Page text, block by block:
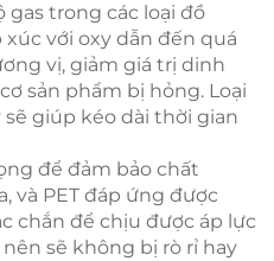
trong các loại đồ
với oxy dẫn đến quá
vị, giảm giá trị dinh
sản phẩm bị hỏng. Loại
giúp kéo dài thời gian
để đảm bảo chất
và PET đáp ứng được
chắn để chịu được áp lực
sẽ không bị rò rỉ hay